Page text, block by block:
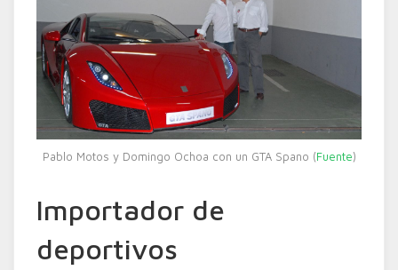
Pablo Motos y Domingo Ochoa con un GTA Spano (Fuente)
Importador de
deportivos